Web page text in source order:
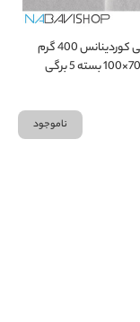
مقوا مگنانی کوردینانس 400 گرم
ناموجود